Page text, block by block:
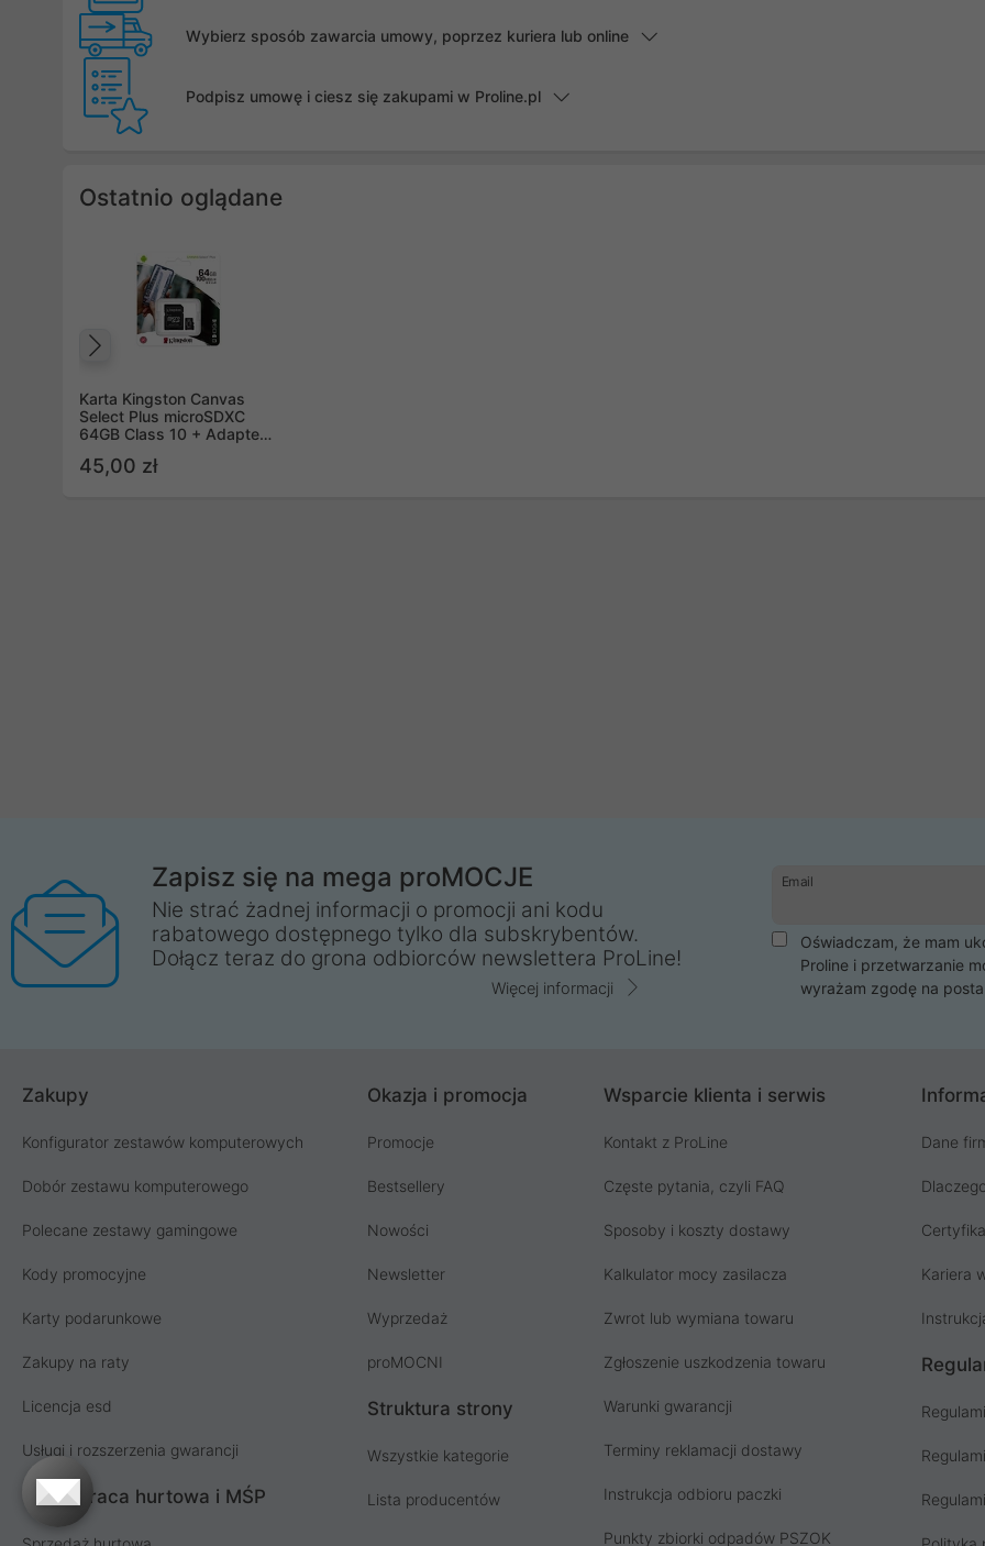
Wybierz sposób zawarcia umowy, poprzez kuriera lub online
Podpisz umowę i ciesz się zakupami w Proline.pl
Ostatnio oglądane
Karta Kingston Canvas
Select Plus microSDXC
64GB Class 10 + Adapter
45,00 zł
Zapisz się na mega proMOCJE
Nie strać żadnej informacji o promocji ani kodu
rabatowego dostępnego tylko dla subskrybentów.
Dołącz teraz do grona odbiorców newslettera ProLine!
Więcej informacji
Email
Oświadczam, że mam
Proline i przetwarzanie
wyrażam zgodę na
Zakupy
Konfigurator zestawów komputerowych
Dobór zestawu komputerowego
Polecane zestawy gamingowe
Kody promocyjne
Karty podarunkowe
Zakupy na raty
Licencja esd
Usługi i rozszerzenia gwarancji
Współpraca hurtowa i MŚP
Okazja i promocja
Promocje
Bestsellery
Nowości
Newsletter
Wyprzedaż
proMOCNI
Struktura strony
Wszystkie kategorie
Lista producentów
Wsparcie klienta i serwis
Kontakt z ProLine
Częste pytania, czyli FAQ
Sposoby i koszty dostawy
Kalkulator mocy zasilacza
Zwrot lub wymiana towaru
Zgłoszenie uszkodzenia towaru
Warunki gwarancji
Terminy reklamacji dostawy
Instrukcja odbioru paczki
Punkty zbiorki odpadów PSZOK
Dane
Kariera